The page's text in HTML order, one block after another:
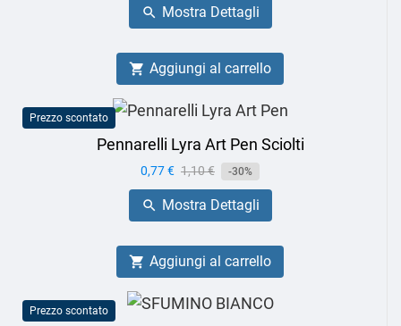
 Mostra Dettagli
 Aggiungi al carrello
Prezzo scontato
Pennarelli Lyra Art Pen Sciolti
Prezzo
0,77 € Prezzo
base
1,10 € -30%
 Mostra Dettagli
 Aggiungi al carrello
Prezzo scontato